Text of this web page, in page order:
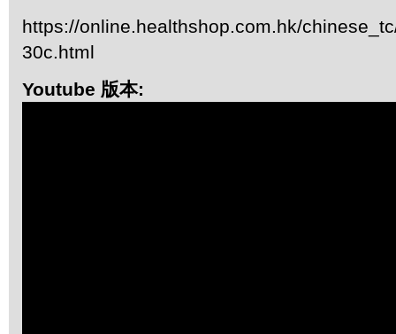
https://online.healthshop.com.hk/
30c.html
Youtube 版本: